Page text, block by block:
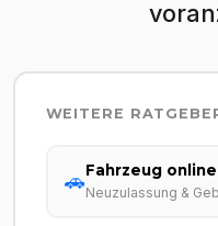
WEITERE
🚗Fahrzeug
Neuzulassung &